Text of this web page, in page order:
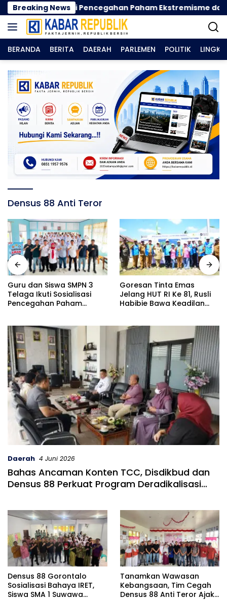
Langsung
ke
konten
Breaking News
Sosialisasi Pencegahan Paham Ekstremisme dan
BERANDA BERITA DAERAH PARLEMEN POLITIK
Densus 88 Anti Teror
3
Goresan Tinta Emas
Jelang HUT RI Ke 81, Rusli
Habibie Bawa Keadilan
Dudepo
Benarkah Anggaran
Dinas Gubernur
Rp339 Juta? Simak
Daerah 4 Juni 2026
Bahas Ancaman Konten TCC, Disdikbud dan
Densus 88 Perkuat Program Deradikalisasi
Densus 88 Gorontalo
Sosialisasi Bahaya IRET,
Siswa SMA 1 Suwawa
Tanamkan Wawasan
Kebangsaan, Tim Cegah
Densus 88 Anti Teror Ajak